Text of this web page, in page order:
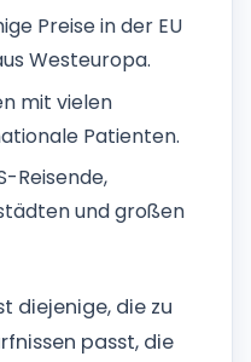
Preise in der EU
Westeuropa.
mit vielen
Patienten.
Reisende,
und großen
diejenige, die zu
passt, die